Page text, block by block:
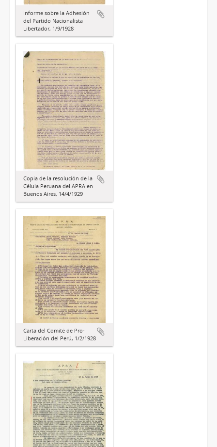
Informe sobre la Adhesión
del Partido Nacionalista
Libertador, 1/9/1928
Copia de la resolución de la
Célula Peruana del APRA en
Buenos Aires, 14/4/1929
Carta del Comité de Pro-
Liberación del Perú, 1/2/1928